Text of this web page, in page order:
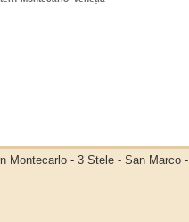
Montecarlo - 3 Stele - San Marco -